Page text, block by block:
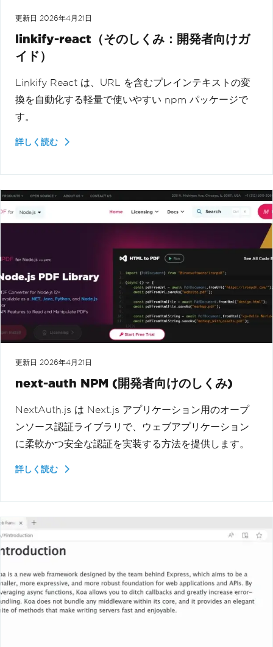
更新日 2026年4月21日
linkify-react（そのしくみ：開発者向けガ
イド）
Linkify React は、URL を含むプレインテキストの変
換を自動化する軽量で使いやすい npm パッケージで
す。
詳しく読む
更新日 2026年4月21日
next-auth NPM (開発者向けのしくみ)
NextAuth.js は Next.js アプリケーション用のオープ
ンソース認証ライブラリで、ウェブアプリケーション
に柔軟かつ安全な認証を実装する方法を提供します。
詳しく読む